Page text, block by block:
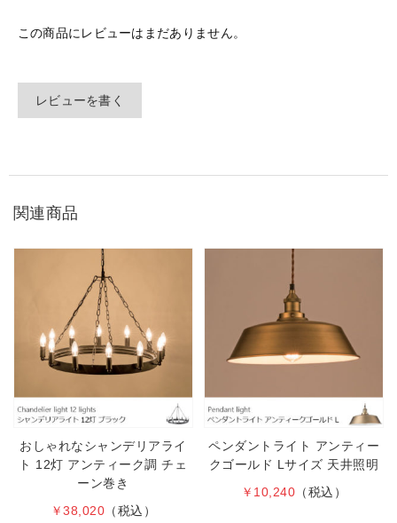
この商品にレビューはまだありません。
レビューを書く
関連商品
おしゃれなシャンデリアライ
ト 12灯 アンティーク調 チェ
ーン巻き
￥38,020 （税込）
ペンダントライト アンティー
クゴールド Lサイズ 天井照明
￥10,240 （税込）